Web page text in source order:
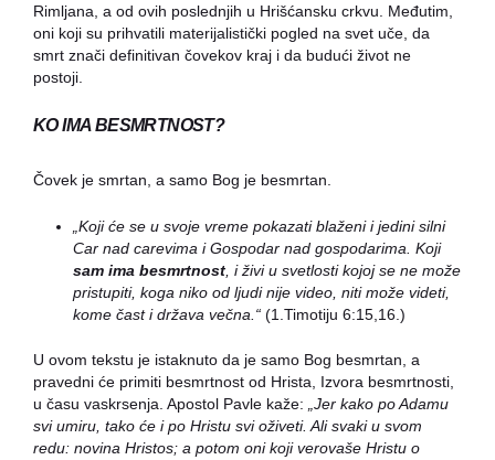
Rimljana, a od ovih poslednjih u Hrišćansku crkvu. Međutim,
oni koji su prihvatili materijalistički pogled na svet uče, da
smrt znači definitivan čovekov kraj i da budući život ne
postoji.
KO IMA BESMRTNOST?
Čovek je smrtan, a samo Bog je besmrtan.
„Koji će se u svoje vreme pokazati blaženi i jedini silni
Car nad carevima i Gospodar nad gospodarima. Koji
sam ima besmrtnost , i živi u svetlosti kojoj se ne može
pristupiti, koga niko od ljudi nije video, niti može videti,
kome čast i država večna.“ (1.Timotiju 6:15,16.)
U ovom tekstu je istaknuto da je samo Bog besmrtan, a
pravedni će primiti besmrtnost od Hrista, Izvora besmrtnosti,
u času vaskrsenja. Apostol Pavle kaže:
„Jer kako po Adamu
svi umiru, tako će i po Hristu svi oživeti. Ali svaki u svom
redu: novina Hristos; a potom oni koji verovaše Hristu o